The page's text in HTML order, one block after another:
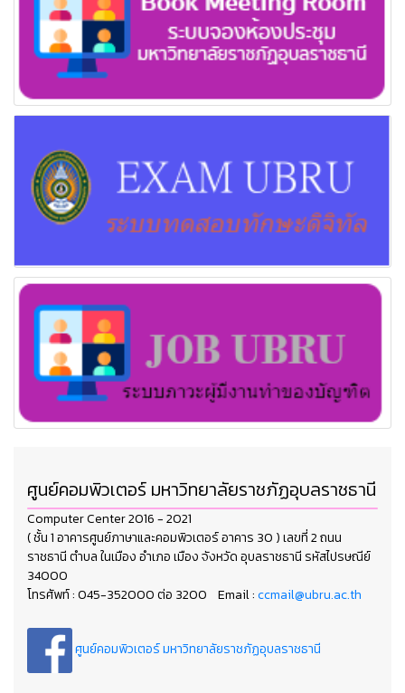
ศูนย์คอมพิวเตอร์ มหาวิทยาลัยราชภัฏอุบลราชธานี
Computer Center 2016 - 2021
( ชั้น 1 อาคารศูนย์ภาษาและคอมพิวเตอร์ อาคาร 30 ) เลขที่ 2 ถนน
ราชธานี ตำบล ในเมือง อำเภอ เมือง จังหวัด อุบลราชธานี รหัสไปรษณีย์
34000
โทรศัพท์ : 045-352000 ต่อ 3200 Email :ccmail@ubru.ac.th
ศูนย์คอมพิวเตอร์ มหาวิทยาลัยราชภัฏอุบลราชธานี